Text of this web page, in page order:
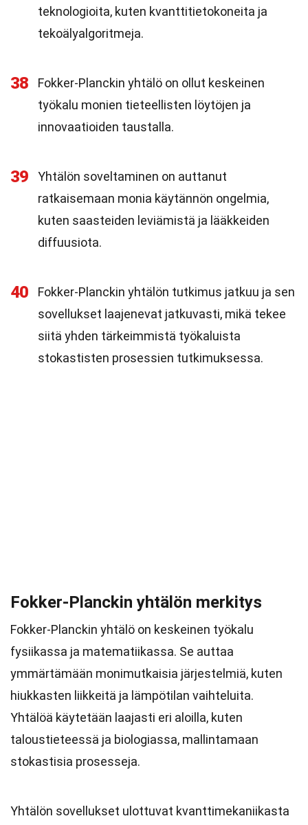
teknologioita, kuten kvanttitietokoneita ja
tekoälyalgoritmeja.
38
Fokker-Planckin yhtälö on ollut keskeinen
työkalu monien tieteellisten löytöjen ja
innovaatioiden taustalla.
39
Yhtälön soveltaminen on auttanut
ratkaisemaan monia käytännön ongelmia,
kuten saasteiden leviämistä ja lääkkeiden
diffuusiota.
40
Fokker-Planckin yhtälön tutkimus jatkuu ja sen
sovellukset laajenevat jatkuvasti, mikä tekee
siitä yhden tärkeimmistä työkaluista
stokastisten prosessien tutkimuksessa.
Fokker-Planckin yhtälön merkitys
Fokker-Planckin yhtälö on keskeinen työkalu
fysiikassa ja matematiikassa. Se auttaa
ymmärtämään monimutkaisia järjestelmiä, kuten
hiukkasten liikkeitä ja lämpötilan vaihteluita.
Yhtälöä käytetään laajasti eri aloilla, kuten
taloustieteessä ja biologiassa, mallintamaan
stokastisia prosesseja.
Yhtälön sovellukset ulottuvat kvanttimekaniikasta